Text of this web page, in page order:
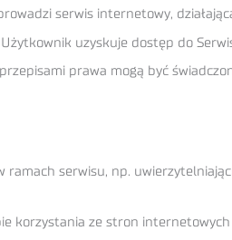
serwis internetowy,
uzyskuje dostęp do
prawa mogą być
serwisu, np.
korzystania ze stron